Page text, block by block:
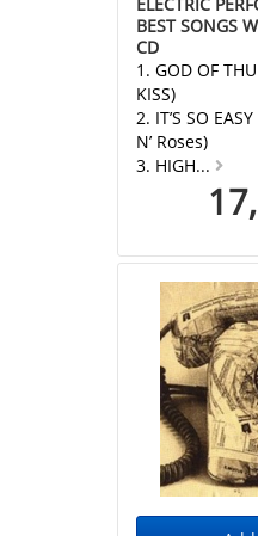
ELECTRIC
BEST SONGS
CD
1. GOD OF
KISS)
2. IT’S SO
N’ Roses)
3. HIGH...